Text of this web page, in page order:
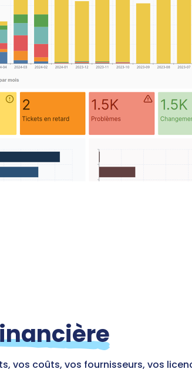
vos coûts, vos fournisseurs, vos